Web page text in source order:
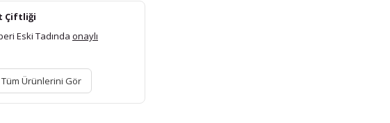
Çiftliği
Eski Tadında onaylı
Ürünlerini Gör